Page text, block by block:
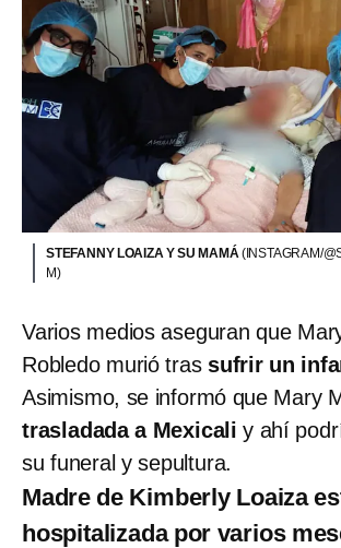
STEFANNY LOAIZA Y SU MAMÁ(INSTAGRAM/
M)
Varios medios aseguran que
Robledo murió tras sufrir un
Asimismo, se informó que Mary
trasladada a Mexicali y ahí
su funeral y sepultura.
Madre de Kimberly Loaiza
hospitalizada por varios